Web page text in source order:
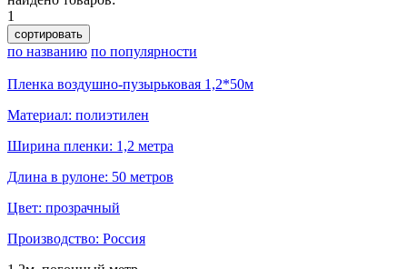
1
сортировать
по названию по популярности
Пленка воздушно-пузырьковая 1,2*50м
Материал: полиэтилен
Ширина пленки: 1,2 метра
Длина в рулоне: 50 метров
Цвет: прозрачный
Производство: Россия